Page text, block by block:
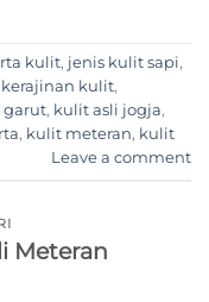
kulit, jenis kulit sapi,
kerajinan kulit,
garut, kulit asli jogja,
, kulit meteran, kulit
Leave a comment
Meteran